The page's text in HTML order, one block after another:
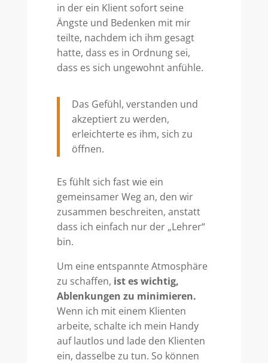
in der ein Klient sofort seine
Ängste und Bedenken mit mir
teilte, nachdem ich ihm gesagt
hatte, dass es in Ordnung sei,
dass es sich ungewohnt anfühle.
Das Gefühl, verstanden und
akzeptiert zu werden,
erleichterte es ihm, sich zu
öffnen.
Es fühlt sich fast wie ein
gemeinsamer Weg an, den wir
zusammen beschreiten, anstatt
dass ich einfach nur der „Lehrer“
bin.
Um eine entspannte Atmosphäre
zu schaffen, ist es wichtig,
Ablenkungen zu minimieren.
Wenn ich mit einem Klienten
arbeite, schalte ich mein Handy
auf lautlos und lade den Klienten
ein, dasselbe zu tun. So können